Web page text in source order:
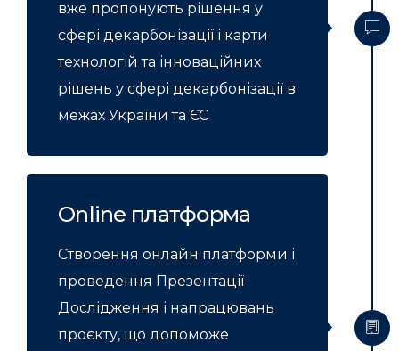
вже пропонують рішення у
сфері декарбонізації і карти
технологій та інноваційних
рішень у сфері декарбонізації в
межах України та ЄС
Online платформа
Створення онлайн платформи і
проведення Презентації
Дослідження і напрацювань
проєкту, що допоможе